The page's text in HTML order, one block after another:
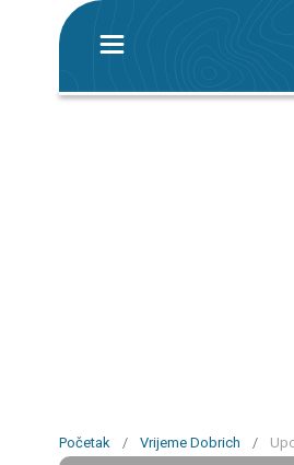
Početak / Vrijeme Dobrich /